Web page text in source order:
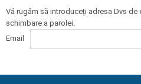
Vă rugăm să introduceți adresa Dvs
schimbare a parolei.
Email